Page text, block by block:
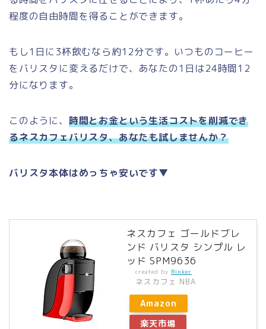
程度の自由時間を得ることができます。
もし1日に3杯飲むなら約12分です。いつものコーヒー
をバリスタに変えるだけで、あなたの1日は24時間12
分になります。
このように、 時間とお金という生活コストを削減でき
るネスカフェバリスタ、あなたも試しませんか？
バリスタ本体はめっちゃ安いです▼
ネスカフェ ゴールドブレ
ンド バリスタ シンプル レ
ッド SPM9636
created by Rinker
ネスカフェ NBA
Amazon
楽天市場